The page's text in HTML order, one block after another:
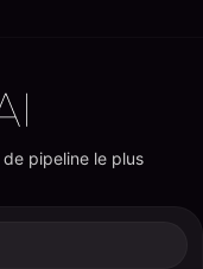
pipeline le plus